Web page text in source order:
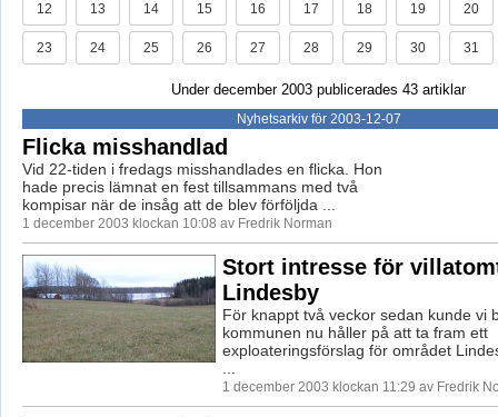
12 13 14 15 16 17 18 19 20
23 24 25 26 27 28 29 30 31
Under december 2003 publicerades 43 artiklar
Nyhetsarkiv för 2003-12-07
Flicka misshandlad
Vid 22-tiden i fredags misshandlades en flicka. Hon
hade precis lämnat en fest tillsammans med två
kompisar när de insåg att de blev förföljda ...
1 december 2003 klockan 10:08 av Fredrik Norman
Stort intresse för
Lindesby
För knappt två veckor sedan kunde vi
kommunen nu håller på att ta fram ett
exploateringsförslag för området
1 december 2003 klockan 11:29 av Fredrik